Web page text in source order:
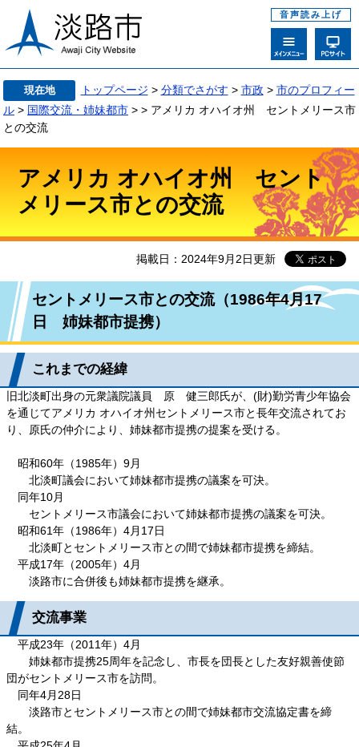
音声読み上げ
現在地 トップページ > 分類でさがす > 市政 > 市のプロフィー
ル > 国際交流・姉妹都市 > > アメリカ オハイオ州 セントメリース市
との交流
アメリカ オハイオ州 セント
メリース市との交流
掲載日：2024年9月2日更新
セントメリース市との交流（1986年4月17
日 姉妹都市提携）
これまでの経緯
旧北淡町出身の元衆議院議員 原 健三郎氏が、(財)勤労青少年協会
を通じてアメリカ オハイオ州セントメリース市と長年交流されてお
り、原氏の仲介により、姉妹都市提携の提案を受ける。
昭和60年（1985年）9月
北淡町議会において姉妹都市提携の議案を可決。
同年10月
セントメリース市議会において姉妹都市提携の議案を可決。
昭和61年（1986年）4月17日
北淡町とセントメリース市との間で姉妹都市提携を締結。
平成17年（2005年）4月
淡路市に合併後も姉妹都市提携を継承。
交流事業
平成23年（2011年）4月
姉妹都市提携25周年を記念し、市長を団長とした友好親善使節
団がセントメリース市を訪問。
同年4月28日
淡路市とセントメリース市との間で姉妹都市交流協定書を締
結。